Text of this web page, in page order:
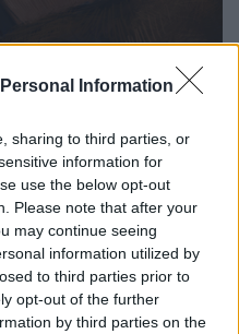
Information
sharing to third parties, or
information for
use the below opt-out
Please note that after your
may continue seeing
information utilized by
to third parties prior to
opt-out of the further
by third parties on the
Putyin. El jött meg
a népett hogy, meg
is fel ...